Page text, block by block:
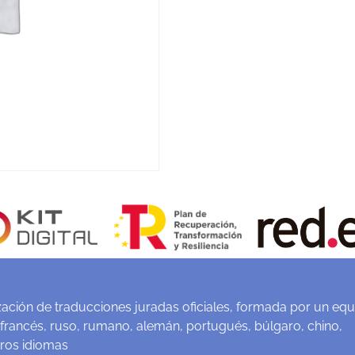
de traducciones juradas oficiales, formada por un
ruso, rumano, alemán, portugués, búlgaro, chino,
idiomas